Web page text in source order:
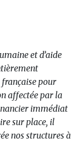
et d’aide
française pour
affectée par la
immédiat
sur place, il
nos structures à